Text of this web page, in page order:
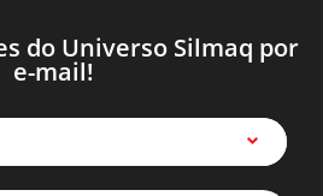
do Universo Silmaq por
e-mail!